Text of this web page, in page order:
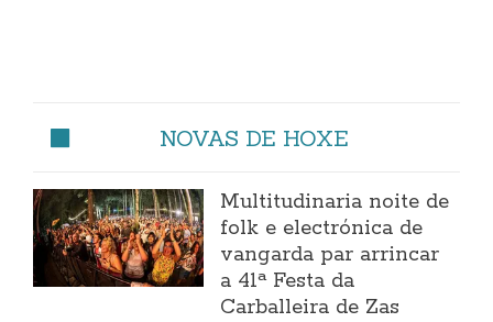
NOVAS DE HOXE
Multitudinaria noite de
folk e electrónica de
vangarda par arrincar
a 41ª Festa da
Carballeira de Zas